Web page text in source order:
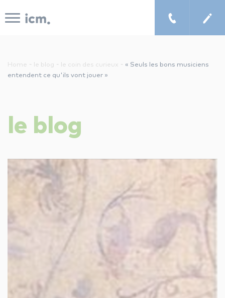
cours de musique à domicile
chercher un enseignant
les autres activités d'icm
le blog
Home - le blog - le coin des curieux - « Seuls les bons musiciens
entendent ce qu'ils vont jouer »
le blog